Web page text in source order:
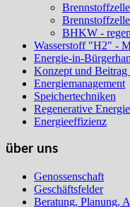
BHKW -
Wasserstoff "H2" -
Energie-in-
Konzept und Beitrag
Energiemanagement
Speichertechniken
Regenerative
Energieeffizienz
über uns
Genossenschaft
Geschäftsfelder
Beratung, Planung,